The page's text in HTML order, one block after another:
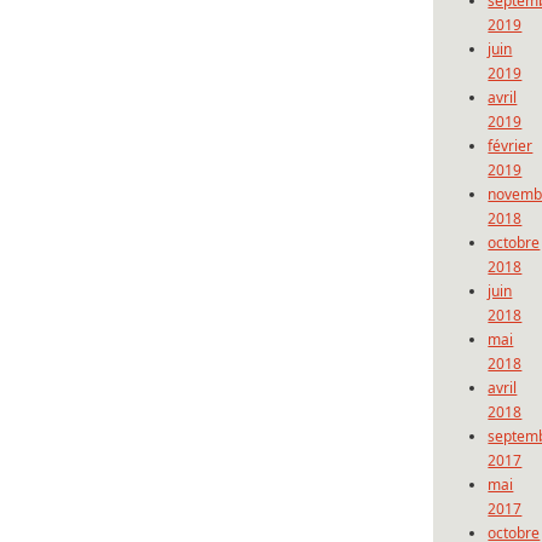
2019
juin
2019
avril
2019
février
2019
2018
octobre
2018
juin
2018
mai
2018
avril
2018
2017
mai
2017
octobre